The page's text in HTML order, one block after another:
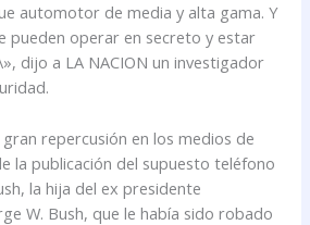
automotor de media y alta gama. Y
pueden operar en secreto y estar
dijo a LA NACION un investigador
repercusión en los medios de
la publicación del supuesto teléfono
la hija del ex presidente
W. Bush, que le había sido robado